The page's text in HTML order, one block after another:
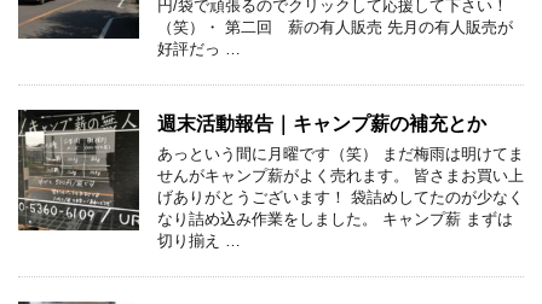
円/袋で頑張るのでクリックして応援して下さい！
（笑）・ 第二回 薪の有人販売 先月の有人販売が
好評だっ …
週末活動報告｜キャンプ薪の補充とか
あっという間に月曜です（笑） まだ梅雨は明けてま
せんがキャンプ薪がよく売れます。 皆さまお買い上
げありがとうございます！ 袋詰めしてたのが少なく
なり詰め込み作業をしました。 キャンプ薪 まずは
切り揃え …